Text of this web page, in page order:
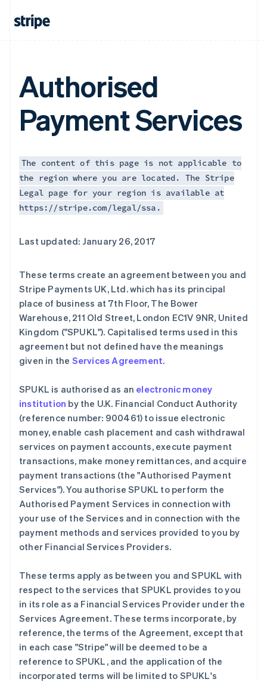
Authorised
Payment Services
The content of this page is not applicable to
the region where you are located. The Stripe
Legal page for your region is available at
https://stripe.com/legal/ssa.
Last updated: January 26, 2017
These terms create an agreement between you and
Stripe Payments UK, Ltd. which has its principal
place of business at 7th Floor, The Bower
Warehouse, 211 Old Street, London EC1V 9NR, United
Kingdom ("SPUKL"). Capitalised terms used in this
agreement but not defined have the meanings
given in the Services Agreement.
SPUKL is authorised as an electronic money
institution by the U.K. Financial Conduct Authority
(reference number: 900461) to issue electronic
money, enable cash placement and cash withdrawal
services on payment accounts, execute payment
transactions, make money remittances, and acquire
payment transactions (the "Authorised Payment
Services"). You authorise SPUKL to perform the
Authorised Payment Services in connection with
your use of the Services and in connection with the
payment methods and services provided to you by
other Financial Services Providers.
These terms apply as between you and SPUKL with
respect to the services that SPUKL provides to you
in its role as a Financial Services Provider under the
Services Agreement. These terms incorporate, by
reference, the terms of the Agreement, except that
in each case "Stripe" will be deemed to be a
reference to SPUKL, and the application of the
incorporated terms will be limited to SPUKL's
阿联酋
English
爱沙尼亚
奥地利
DeutschEnglish
澳大利亚
English
巴西
English
比利时
NederlandsFrançais DeutschEnglish
波兰
丹麦
English
德国
Deutsch English
法国
芬兰
荷兰
加拿大
EnglishFrançais
捷克
克罗地亚
EnglishItaliano
拉脱维亚
English
立陶宛